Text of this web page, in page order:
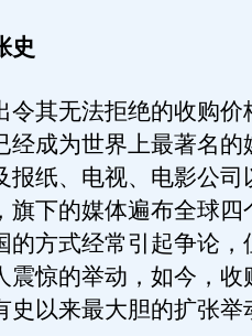
史
其无法拒绝的收购价
经成为世界上最著名的
报纸、电视、电影公司
旗下的媒体遍布全球四
的方式经常引起争论，
震惊的举动，如今，收
史以来最大胆的扩张举